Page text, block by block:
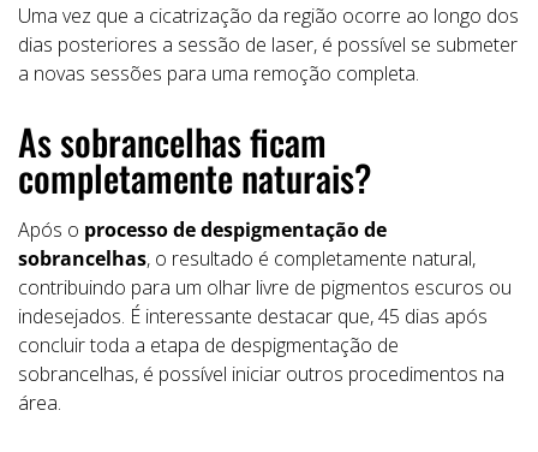
Uma vez que a cicatrização da região ocorre ao longo dos
dias posteriores a sessão de laser, é possível se submeter
a novas sessões para uma remoção completa.
As sobrancelhas ficam
completamente naturais?
Após o processo de despigmentação de
sobrancelhas, o resultado é completamente natural,
contribuindo para um olhar livre de pigmentos escuros ou
indesejados. É interessante destacar que, 45 dias após
concluir toda a etapa de despigmentação de
sobrancelhas, é possível iniciar outros procedimentos na
área.